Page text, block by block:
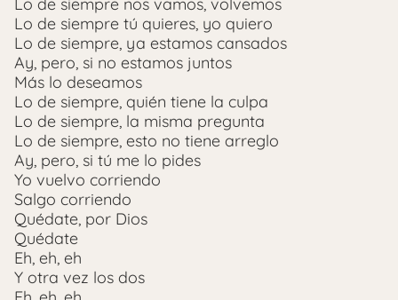
Lo de siempre nos vamos, volvemos
Lo de siempre tú quieres, yo quiero
Lo de siempre, ya estamos cansados
Ay, pero, si no estamos juntos
Más lo deseamos
Lo de siempre, quién tiene la culpa
Lo de siempre, la misma pregunta
Lo de siempre, esto no tiene arreglo
Ay, pero, si tú me lo pides
Yo vuelvo corriendo
Salgo corriendo
Quédate, por Dios
Quédate
Eh, eh, eh
Y otra vez los dos